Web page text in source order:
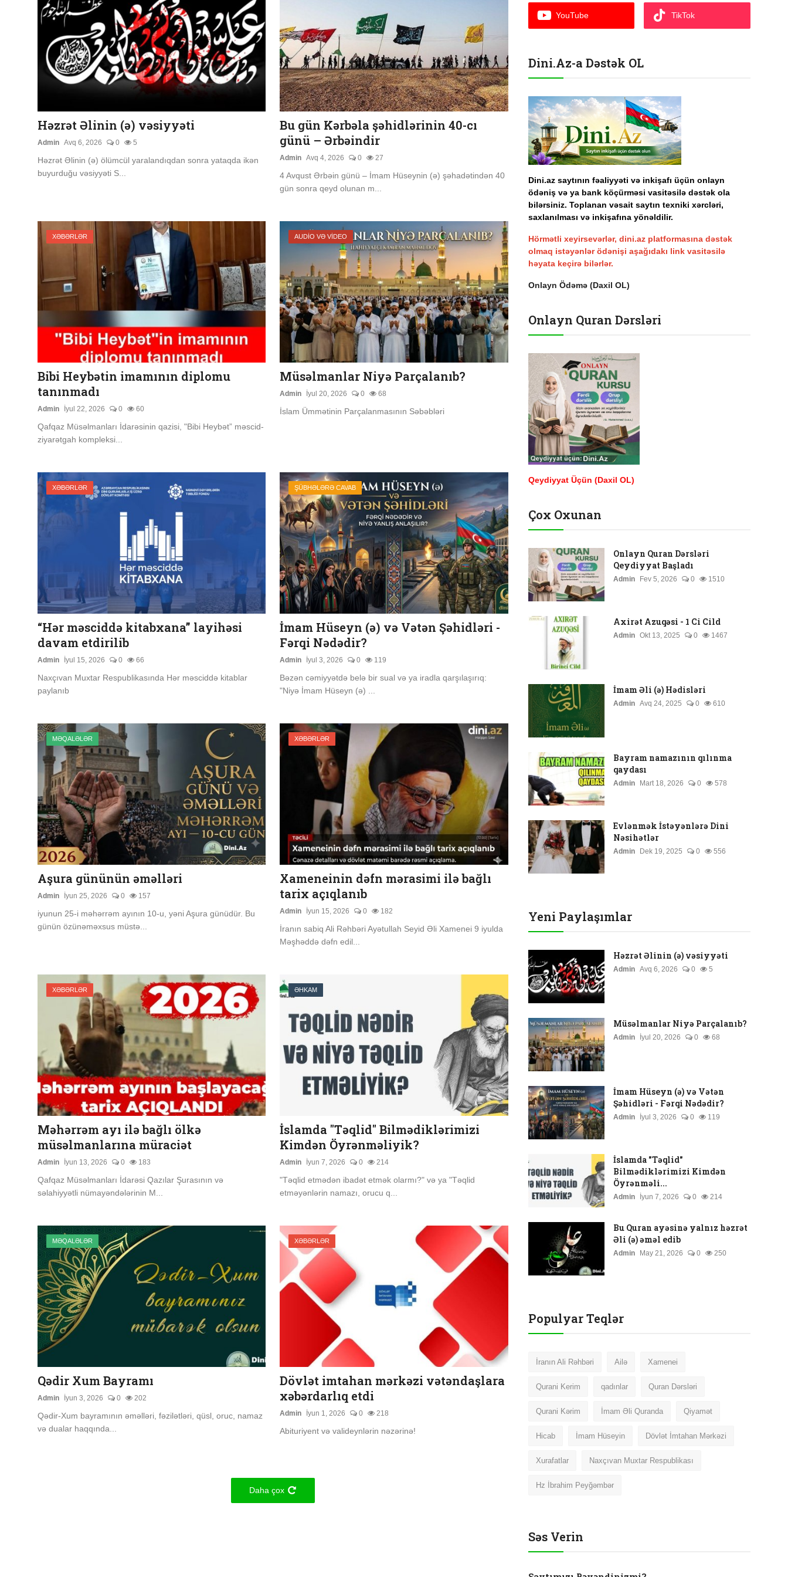
Həzrət Əlinin (ə) vəsiyyəti
Admin Avq 6, 2026 0 5
Həzrət Əlinin (ə) ölümcül yaralandıqdan sonra yataqda ikən
buyurduğu vəsiyyəti S...
Bu gün Kərbəla şəhidlərinin 40-cı
günü – Ərbəindir
Admin Avq 4, 2026 0 27
4 Avqust Ərbəin günü – İmam Hüseynin (ə) şəhadətindən 40
gün sonra qeyd olunan m...
XƏBƏRLƏR
Bibi Heybətin imamının diplomu
tanınmadı
Admin İyul 22, 2026 0 60
Qafqaz Müsəlmanları İdarəsinin qazisi, "Bibi Heybət” məscid-
ziyarətgah kompleksi...
AUDIO VƏ VIDEO
Müsəlmanlar Niyə Parçalanıb?
Admin İyul 20, 2026 0 68
İslam Ümmətinin Parçalanmasının Səbəbləri
XƏBƏRLƏR
“Hər məsciddə kitabxana” layihəsi
davam etdirilib
Admin İyul 15, 2026 0 66
Naxçıvan Muxtar Respublikasında Hər məsciddə kitablar
paylanıb
ŞÜBHƏLƏRƏ CAVAB
İmam Hüseyn (ə) və Vətən Şəhidləri -
Fərqi Nədədir?
Admin İyul 3, 2026 0 119
Bəzən cəmiyyətdə belə bir sual və ya iradla qarşılaşırıq:
"Niyə İmam Hüseyn (ə) ...
MƏQALƏLƏR
Aşura gününün əməlləri
Admin İyun 25, 2026 0 157
iyunun 25-i məhərrəm ayının 10-u, yəni Aşura günüdür. Bu
günün özünəməxsus müstə...
XƏBƏRLƏR
Xameneinin dəfn mərasimi ilə bağlı
tarix açıqlanıb
Admin İyun 15, 2026 0 182
İranın sabiq Ali Rəhbəri Ayətullah Seyid Əli Xamenei 9 iyulda
Məşhəddə dəfn edil...
XƏBƏRLƏR
Məhərrəm ayı ilə bağlı ölkə
müsəlmanlarına müraciət
Admin İyun 13, 2026 0 183
Qafqaz Müsəlmanları İdarəsi Qazılar Şurasının və
səlahiyyətli nümayəndələrinin M...
ƏHKAM
İslamda "Təqlid" Bilmədiklərimizi
Kimdən Öyrənməliyik?
Admin İyun 7, 2026 0 214
"Təqlid etmədən ibadət etmək olarmı?" və ya "Təqlid
etməyənlərin namazı, orucu q...
MƏQALƏLƏR
Qədir Xum Bayramı
Admin İyun 3, 2026 0 202
Qədir-Xum bayramının əməlləri, fəzilətləri, qüsl, oruc, namaz
və dualar haqqında...
XƏBƏRLƏR
Dövlət imtahan mərkəzi vətəndaşlara
xəbərdarlıq etdi
Admin İyun 1, 2026 0 218
Abituriyent və valideynlərin nəzərinə!
Daha çox
YouTube TikTok
Dini.Az-a Dəstək OL
Dini.az saytının fəaliyyəti və inkişafı üçün onlayn
ödəniş və ya bank köçürməsi vasitəsilə dəstək ola
bilərsiniz. Toplanan vəsait saytın texniki xərcləri,
saxlanılması və inkişafına yönəldilir.
Hörmətli xeyirsevərlər, dini.az platformasına dəstək
olmaq istəyənlər ödənişi aşağıdakı link vasitəsilə
həyata keçirə bilərlər.
Onlayn Ödəmə (Daxil OL)
Onlayn Quran Dərsləri
Qeydiyyat Üçün (Daxil OL)
Çox Oxunan
Onlayn Quran Dərsləri
Qeydiyyat Başladı
Admin Fev 5, 2026 0 1510
Axirət Azuqəsi - 1 Ci Cild
Admin Okt 13, 2025 0 1467
İmam Əli (ə) Hədisləri
Admin Avq 24, 2025 0 610
Bayram namazının qılınma
qaydası
Admin Mart 18, 2026 0 578
Evlənmək İstəyənlərə Dini
Nəsihətlər
Admin Dek 19, 2025 0 556
Yeni Paylaşımlar
Həzrət Əlinin (ə) vəsiyyəti
Admin Avq 6, 2026 0 5
Müsəlmanlar Niyə Parçalanıb?
Admin İyul 20, 2026 0 68
İmam Hüseyn (ə) və Vətən
Şəhidləri - Fərqi Nədədir?
Admin İyul 3, 2026 0 119
İslamda "Təqlid"
Bilmədiklərimizi Kimdən
Öyrənməli...
Admin İyun 7, 2026 0 214
Bu Quran ayəsinə yalnız həzrət
Əli (ə) əməl edib
Admin May 21, 2026 0 250
Populyar Teqlər
İranın Ali Rəhbəri Ailə Xamenei
Qurani Kerim qadınlar Quran Dərsləri
Qurani Kərim İmam Əli Quranda Qiyamət
Hicab İmam Hüseyin Dövlət İmtahan Mərkəzi
Xurafatlar Naxçıvan Muxtar Respublikası
Hz İbrahim Peyğəmbər
Səs Verin